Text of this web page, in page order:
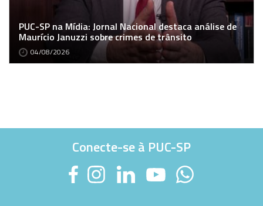
PUC-SP na Mídia: Jornal Nacional destaca análise de
Maurício Januzzi sobre crimes de trânsito
04/08/2026
Conecte-se à PUC-SP